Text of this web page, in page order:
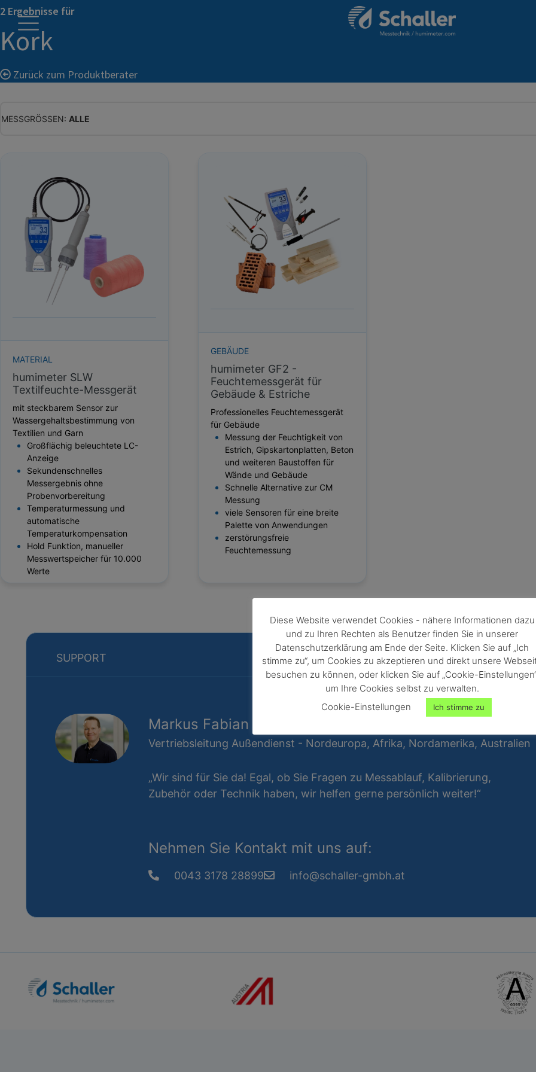
2 Ergebnisse für
Kork
Zurück zum Produktberater
MESSGRÖSSEN: ALLE
HOLZFEUCHTE
RELATIVE FEUCHTE
ABSOLUTE FEUCHTE
TEMPERATUR
GLEICHGEWICHTSFEUCHTE
WASSERAKTIVITÄT
TROCKENSUBSTANZ
HEKTOLITERGEWICHT
TAUPUNKT
SCHÜTTDICHTE
MATERIAL
humimeter SLW
Textilfeuchte-Messgerät
mit steckbarem Sensor zur
Wassergehaltsbestimmung von
Textilien und Garn
Großflächig beleuchtete LC-
Anzeige
Sekundenschnelles
Messergebnis ohne
Probenvorbereitung
Temperaturmessung und
automatische
Temperaturkompensation
Hold Funktion, manueller
Messwertspeicher für 10.000
Werte
GEBÄUDE
humimeter GF2 -
Feuchtemessgerät für
Gebäude & Estriche
Professionelles Feuchtemessgerät
für Gebäude
Messung der Feuchtigkeit von
Estrich, Gipskartonplatten, Beton
und weiteren Baustoffen für
Wände und Gebäude
Schnelle Alternative zur CM
Messung
viele Sensoren für eine breite
Palette von Anwendungen
zerstörungsfreie
Feuchtemessung
SUPPORT
Markus Fabian
Vertriebsleitung Außendienst - Nordeuropa, Afrika, Nordamerika, Australien
„Wir sind für Sie da! Egal, ob Sie Fragen zu Messablauf, Kalibrierung,
Zubehör oder Technik haben, wir helfen gerne persönlich weiter!“
Nehmen Sie Kontakt mit uns auf:
0043 3178 28899 info@schaller-gmbh.at
Diese Website verwendet Cookies - nähere Informationen dazu
und zu Ihren Rechten als Benutzer finden Sie in unserer
Datenschutzerklärung am Ende der Seite. Klicken Sie auf „Ich
stimme zu“, um Cookies zu akzeptieren und direkt unsere
besuchen zu können, oder klicken Sie auf „Cookie-
um Ihre Cookies selbst zu verwalten.
Cookie-Einstellungen
Ich stimme zu